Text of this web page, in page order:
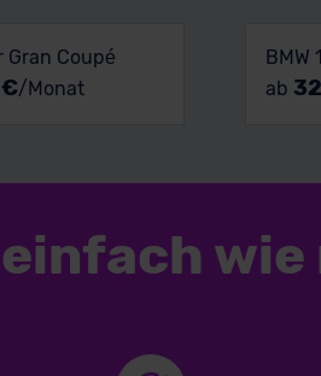
Gran Coupé
/Monat
BMW
ab
wie